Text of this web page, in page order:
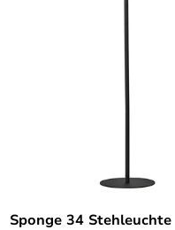
Sponge 34 Stehleuchte